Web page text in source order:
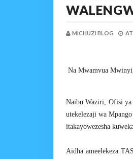
MICHUZI BLOG AT
Na Mwamvua
Naibu Waziri, Ofisi
utekelezaji wa
itakayowezesha
Aidha ameelekeza